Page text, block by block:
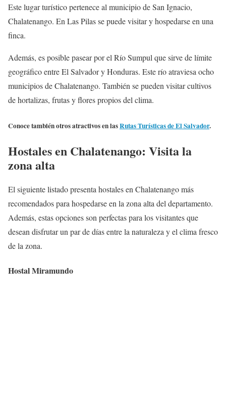
Este lugar turístico pertenece al municipio de San Ignacio,
Chalatenango. En Las Pilas se puede visitar y hospedarse en una
finca.
Además, es posible pasear por el Río Sumpul que sirve de límite
geográfico entre El Salvador y Honduras. Este río atraviesa ocho
municipios de Chalatenango. También se pueden visitar cultivos
de hortalizas, frutas y flores propios del clima.
Conoce también otros atractivos en lasRutas Turísticas de El Salvador.
Hostales en Chalatenango: Visita la
zona alta
El siguiente listado presenta hostales en Chalatenango más
recomendados para hospedarse en la zona alta del departamento.
Además, estas opciones son perfectas para los visitantes que
desean disfrutar un par de días entre la naturaleza y el clima fresco
de la zona.
Hostal Miramundo